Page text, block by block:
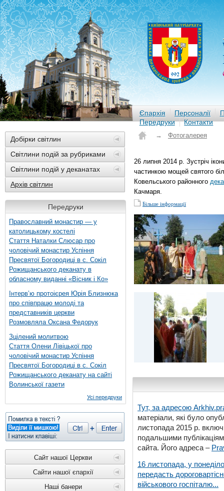
Єпархія Персоналії
Передруки
Контакти
Добірки світлин
Світлини подій за рубриками
Світлини подій у деканатах
Архів світлин
Передруки
Православний монастир — у
католицькому костелі
Стаття Наталки Слюсар про
чоловічий монастир Успіння
Пресвятої Богородиці в с. Сокіл
Рожищанського деканату в
обласному виданні «Вісник і Ко»
Інтерв’ю протоієрея Юрія Близнюка
про співпрацю молоді та
представників церкви
Розмовляла Оксана Федорук
Зцілений молитвою
Стаття Олени Лівіцької про
чоловічий монастир Успіння
Пресвятої Богородиці в с. Сокіл
Рожищанського деканату на сайті
Волинської газети
Усі передруки
Сайт нашої Церкви
Сайти нашої єпархії
Наші банери
→ Фотогалерея
26 липня 2014 р. Зустріч
частинкою мощей святого
Ковельського районного
Качмаря.
Більше інформації
Тут, за адресою
матеріали, які було
листопада 2015 р.
подальшими
сайта. Його адреса –
16 листопада, у
передасть
військового госпіталю...